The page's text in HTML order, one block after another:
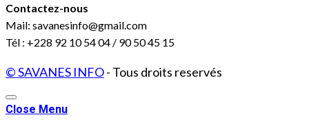
Contactez-nous
Mail: savanesinfo@gmail.com
Tél : +228 92 10 54 04 / 90 50 45 15
© SAVANES INFO- Tous droits reservés
Close Menu